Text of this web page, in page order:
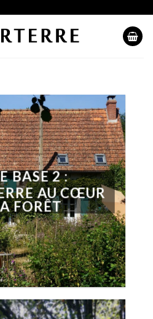
BASE 2 :
AU CŒUR
FORÊT